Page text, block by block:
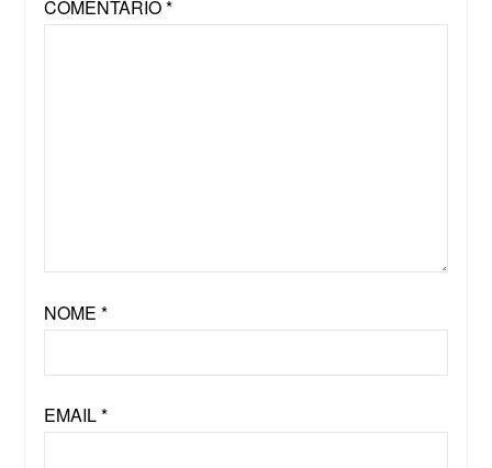
COMENTÁRIO*
NOME *
EMAIL*